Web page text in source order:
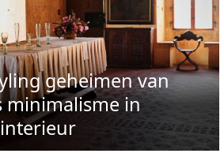
geheimen van
minimalisme in